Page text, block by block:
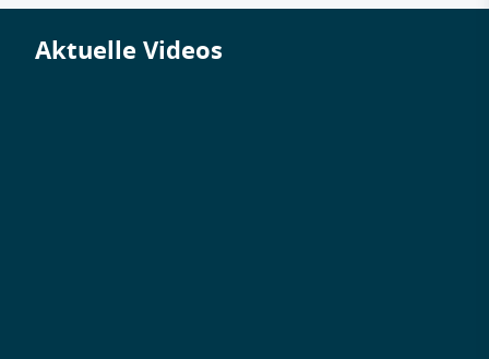
Aktuelle Videos